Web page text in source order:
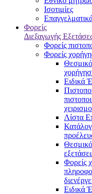
Ισοτιμίες
Φορείς
Διεξαγωγής
Φορείς
Φορείς
Ειδικά
Λίστα
Φορείς
Ειδικά